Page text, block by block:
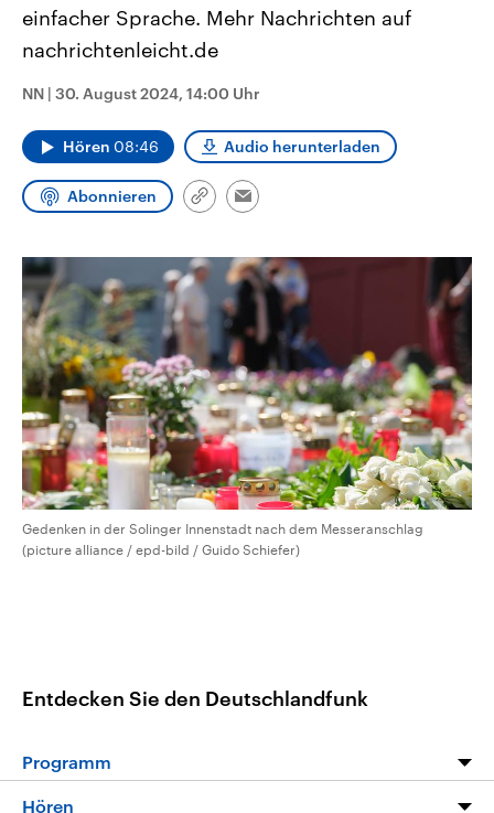
einfacher Sprache. Mehr Nachrichten auf
nachrichtenleicht.de
NN | 30. August 2024, 14:00 Uhr
Hören 08:46 Audio herunterladen
Abonnieren
Link
Email
Gedenken in der Solinger Innenstadt nach dem Messeranschlag
(picture alliance / epd-bild / Guido Schiefer)
Entdecken Sie den Deutschlandfunk
Programm
Programm
Hören